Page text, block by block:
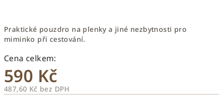
Praktické pouzdro na plenky a jiné nezbytnosti pro
miminko při cestování.
590 Kč
487,60 Kč bez DPH